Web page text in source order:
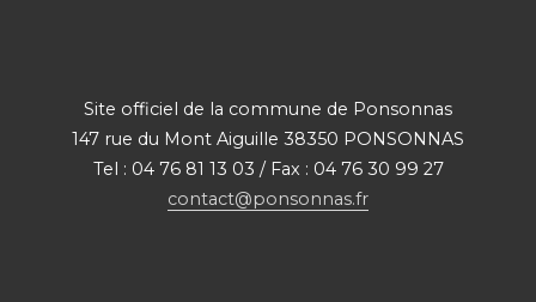
Site officiel de la commune de Ponsonnas
147 rue du Mont Aiguille 38350 PONSONNAS
Tel : 04 76 81 13 03 / Fax : 04 76 30 99 27
contact@ponsonnas.fr